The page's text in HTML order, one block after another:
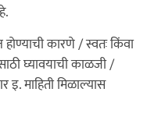
कारणे / स्वतः किंवा
घ्यावयाची काळजी /
इ. माहिती मिळाल्यास